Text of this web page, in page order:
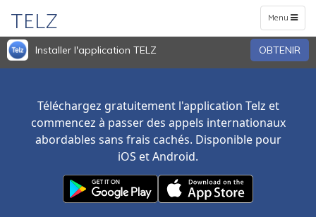
Toggle
navigation
Menu
TELZ
Installer l'application TELZ OBTENIR
Téléchargez gratuitement l'application Telz et
commencez à passer des appels internationaux
abordables sans frais cachés. Disponible pour
iOS et Android.